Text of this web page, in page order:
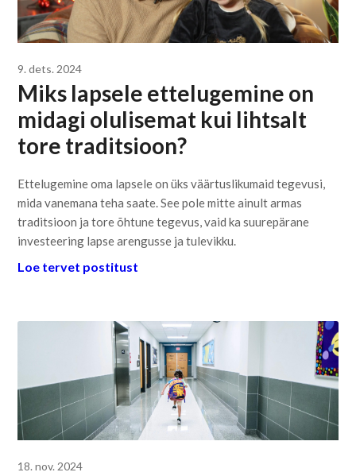
9. dets. 2024
Miks lapsele ettelugemine on
midagi olulisemat kui lihtsalt
tore traditsioon?
Ettelugemine oma lapsele on üks väärtuslikumaid tegevusi,
mida vanemana teha saate. See pole mitte ainult armas
traditsioon ja tore õhtune tegevus, vaid ka suurepärane
investeering lapse arengusse ja tulevikku.
Loe tervet postitust
18. nov. 2024